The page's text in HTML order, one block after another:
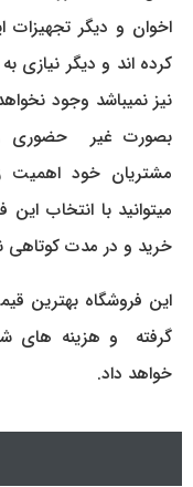
اخوان و دیگر تجهیزات
کرده اند و دیگر نیازی
نیز نمیباشد وجود
بصورت غیر حضوری را
مشتریان خود اهمیت
میتوانید با انتخاب
خرید و در مدت کوتاهی
این فروشگاه بهترین
گرفته و هزینه های
خواهد داد.